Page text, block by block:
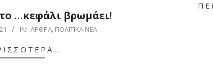
…κεφάλι βρωμάει!
IN: ΆΡΘΡΑ, ΠΟΛΙΤΙΚΆ ΝΈΑ